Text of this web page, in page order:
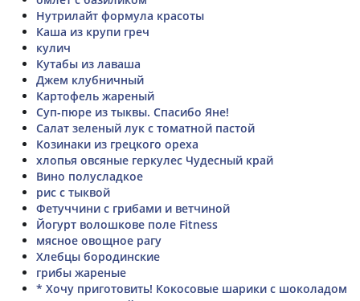
Нутрилайт формула красоты
Каша из крупи греч
кулич
Кутабы из лаваша
Джем клубничный
Картофель жареный
Суп-пюре из тыквы. Спасибо Яне!
Салат зеленый лук с томатной пастой
Козинаки из грецкого ореха
хлопья овсяные геркулес Чудесный край
Вино полусладкое
рис с тыквой
Фетуччини с грибами и ветчиной
Йогурт волошкове поле Fitness
мясное овощное рагу
Хлебцы бородинские
грибы жареные
* Хочу приготовить! Кокосовые шарики с шоколадом